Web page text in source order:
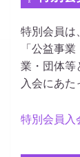
特別会員は
「公益事
業・団体等
入会にあた
特別会員入